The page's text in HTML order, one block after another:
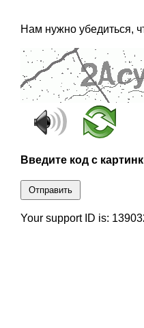
Нам нужно убедиться,
Введите код с
Отправить
Your support ID is: